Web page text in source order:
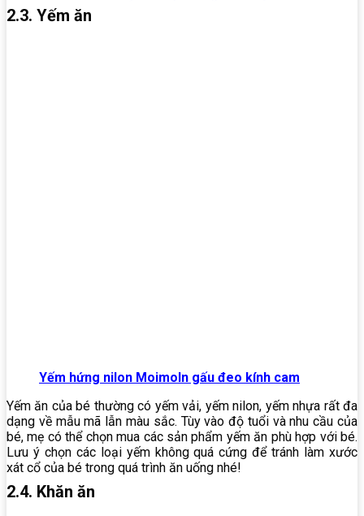
2.3. Yếm ăn
Yếm hứng nilon Moimoln gấu đeo kính cam
Yếm ăn của bé thường có yếm vải, yếm nilon, yếm nhựa rất đa
dạng về mẫu mã lẫn màu sắc. Tùy vào độ tuổi và nhu cầu của
bé, mẹ có thể chọn mua các sản phẩm yếm ăn phù hợp với bé.
Lưu ý chọn các loại yếm không quá cứng để tránh làm xước
xát cổ của bé trong quá trình ăn uống nhé!
2.4. Khăn ăn